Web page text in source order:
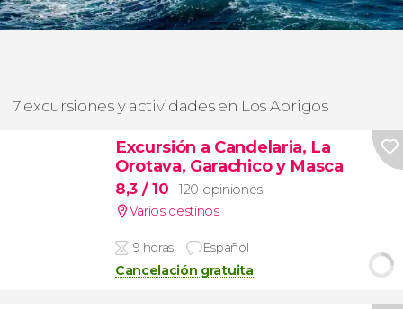
7 excursiones y actividades en Los Abrigos
Excursión a Candelaria, La
Orotava, Garachico y Masca
8,3 / 10
120 opiniones
Varios destinos
9 horas Español
Cancelación gratuita